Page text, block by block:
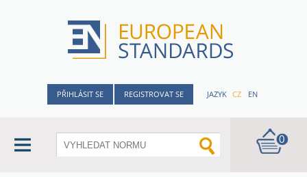
PŘIHLÁSIT SE REGISTROVAT SE JAZYK CZ EN
0